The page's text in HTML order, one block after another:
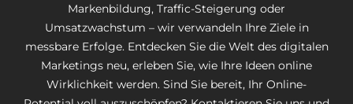
Markenbildung, Traffic-Steigerung oder
Umsatzwachstum – wir verwandeln Ihre Ziele in
messbare Erfolge. Entdecken Sie die Welt des digitalen
Marketings neu, erleben Sie, wie Ihre Ideen online
Wirklichkeit werden. Sind Sie bereit, Ihr Online-